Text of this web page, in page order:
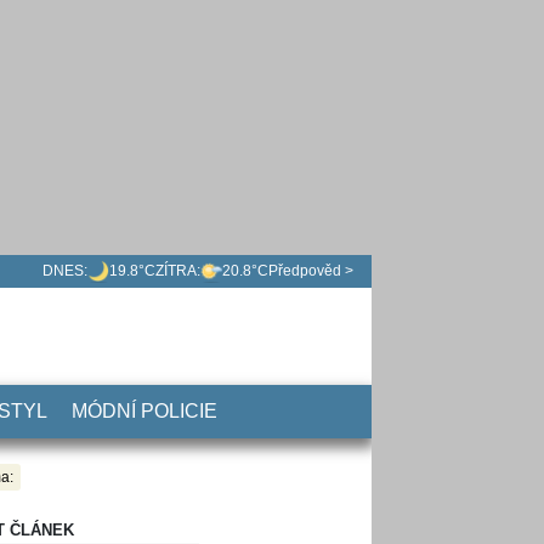
DNES: 19.8°CZÍTRA: 20.8°C Předpověd >
MÓDNÍ POLICIE
ČLÁNEK